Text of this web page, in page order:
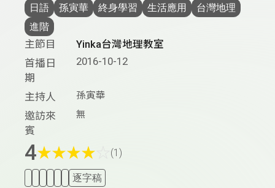
日語 孫寅華 終身學習 生活應用
台灣地理
進階
主節目
Yinka台灣地理教室
首播日
期
2016-10-12
主持人 孫寅華
邀訪來
賓
無
4★★★★ (1)
逐字稿